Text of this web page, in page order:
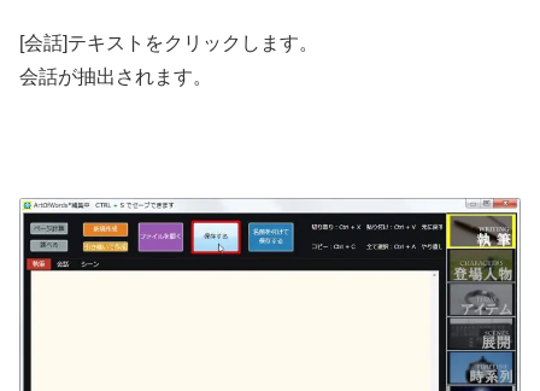
[会話]テキストをクリックします。
会話が抽出されます。